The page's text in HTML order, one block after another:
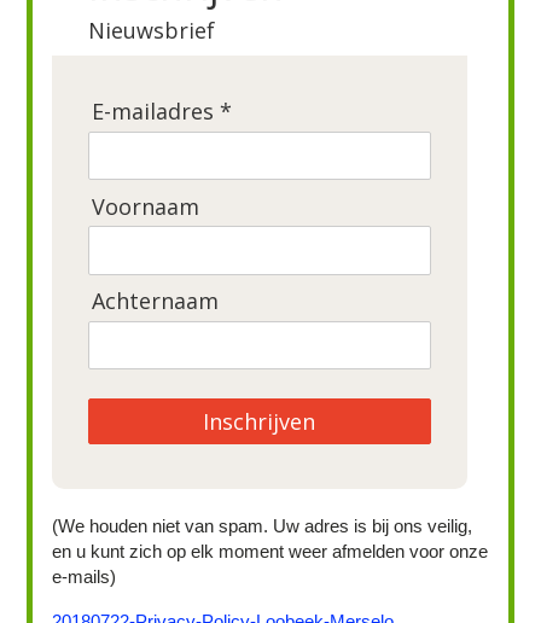
Nieuwsbrief
E-mailadres *
Voornaam
Achternaam
Inschrijven
(We houden niet van spam. Uw adres is bij ons veilig,
en u kunt zich op elk moment weer afmelden voor onze
e-mails)